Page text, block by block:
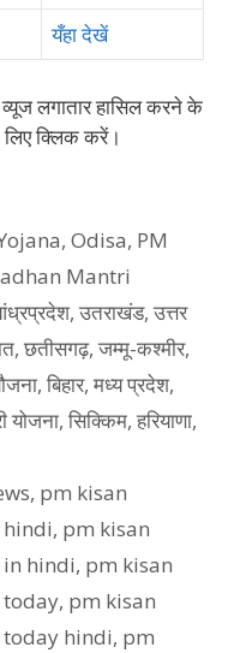
यँहा देखें
लगातार हासिल करने के
क्‍ल‍िक करें।
,Odisa, PM
Mantri
, उतराखंड, उत्तर
, छतीसगढ़, जम्मू-कश्मीर,
, बिहार, मध्य प्रदेश,
योजना, सिक्किम, हरियाणा,
, pm kisan
, pm kisan
hindi, pm kisan
today, pm kisan
hindi, pm